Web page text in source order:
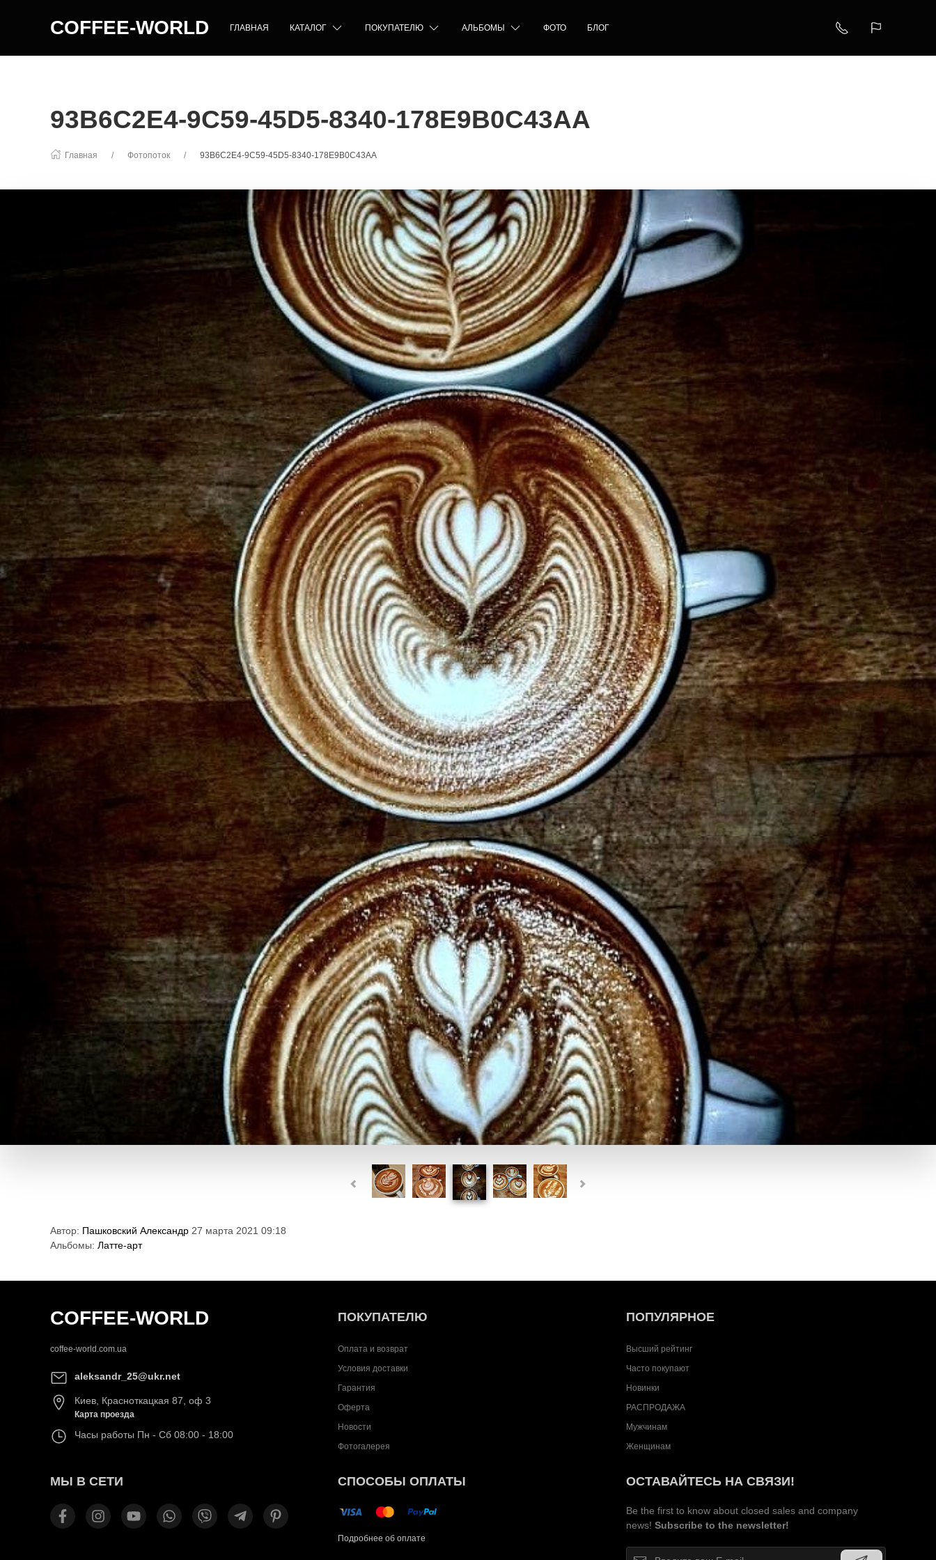
COFFEE-WORLD ГЛАВНАЯ КАТАЛОГ ПОКУПАТЕЛЮ АЛЬБОМЫ ФОТО БЛОГ
93B6C2E4-9C59-45D5-8340-178E9B0C43AA
Главная Фотопоток 93B6C2E4-9C59-45D5-8340-178E9B0C43AA
Автор: Пашковский Александр 27 марта 2021 09:18
Альбомы: Латте-арт
COFFEE-WORLD
coffee-world.com.ua
aleksandr_25@ukr.net
Киев, Красноткацкая 87, оф 3
Карта проезда
Часы работы Пн - Сб 08:00 - 18:00
ПОКУПАТЕЛЮ
Оплата и возврат
Условия доставки
Гарантия
Оферта
Новости
Фотогалерея
ПОПУЛЯРНОЕ
Высший рейтинг
Часто покупают
Новинки
РАСПРОДАЖА
Мужчинам
Женщинам
МЫ В СЕТИ СПОСОБЫ ОПЛАТЫ
Подробнее об оплате
ОСТАВАЙТЕСЬ НА СВЯЗИ!
Be the first to know about closed sales and company
news! Subscribe to the newsletter!